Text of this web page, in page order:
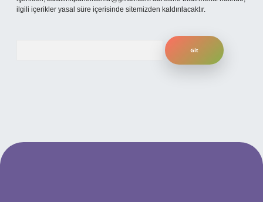
ilgili içerikler yasal süre içerisinde sitemizden kaldırılacaktır.
bahis sitesi